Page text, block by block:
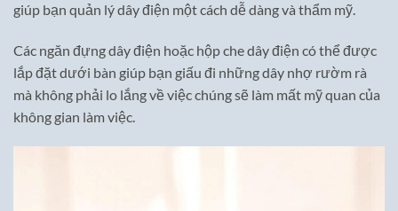
giúp bạn quản lý dây điện một cách dễ dàng và thẩm mỹ.
Các ngăn đựng dây điện hoặc hộp che dây điện có thể được
lắp đặt dưới bàn giúp bạn giấu đi những dây nhợ rườm rà
mà không phải lo lắng về việc chúng sẽ làm mất mỹ quan của
không gian làm việc.